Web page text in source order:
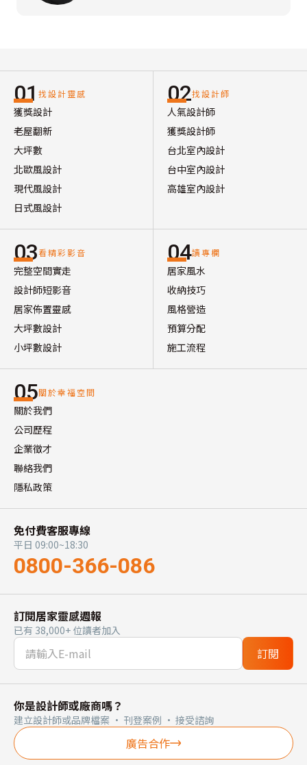
01 找設計靈感
獲獎設計
老屋翻新
大坪數
北歐風設計
現代風設計
日式風設計
02找設計師
人氣設計師
獲獎設計師
台北室內設計
台中室內設計
高雄室內設計
03看精彩影音
完整空間實走
設計師短影音
居家佈置靈感
大坪數設計
小坪數設計
04讀專欄
居家風水
收納技巧
風格營造
預算分配
施工流程
05關於幸福空間
關於我們
公司歷程
企業徵才
聯絡我們
隱私政策
免付費客服專線
平日 09:00~18:30
0800-366-086
訂閱居家靈感週報
已有 38,000+ 位讀者加入
訂閱
你是設計師或廠商嗎？
建立設計師或品牌檔案 · 刊登案例 · 接受諮詢
廣告合作